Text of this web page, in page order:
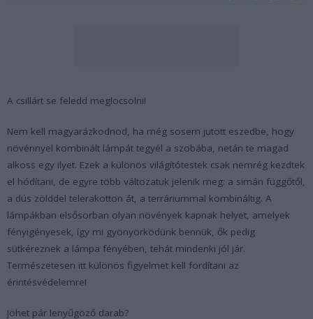
A csillárt se feledd meglocsolni!
Nem kell magyarázkodnod, ha még sosem jutott eszedbe, hogy
növénnyel kombinált lámpát tegyél a szobába, netán te magad
alkoss egy ilyet. Ezek a különös világítótestek csak nemrég kezdtek
el hódítani, de egyre több változatuk jelenik meg: a simán függőtől,
a dús zölddel telerakotton át, a terráriummal kombináltig. A
lámpákban elsősorban olyan növények kapnak helyet, amelyek
fényigényesek, így mi gyönyörködünk bennük, ők pedig
sütkéreznek a lámpa fényében, tehát mindenki jól jár.
Természetesen itt különös figyelmet kell fordítani az
érintésvédelemre!
Jöhet pár lenyűgöző darab?